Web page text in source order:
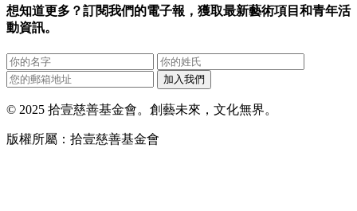
想知道更多？訂閱我們的電子報，獲取最新藝術項目和青年活
動資訊。
加入我們
© 2025 拾壹慈善基金會。創藝未來，文化無界。
版權所屬：拾壹慈善基金會